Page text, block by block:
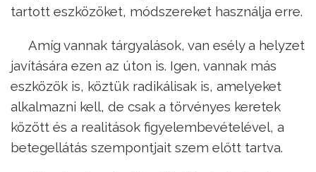
tartott eszközöket, módszereket használja erre.
Amíg vannak tárgyalások, van esély a helyzet
javítására ezen az úton is. Igen, vannak más
eszközök is, köztük radikálisak is, amelyeket
alkalmazni kell, de csak a törvényes keretek
között és a realitások figyelembevételével, a
betegellátás szempontjait szem előtt tartva.